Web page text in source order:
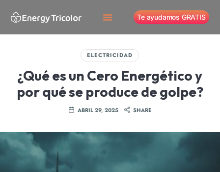
Te ayudamos GRATIS
ELECTRICIDAD
¿Qué es un Cero Energético y
por qué se produce de golpe?
ABRIL 29, 2025 SHARE